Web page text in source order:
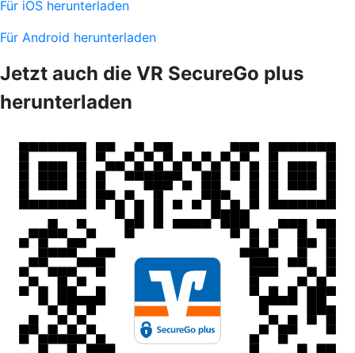
Für iOS herunterladen
Für Android herunterladen
Jetzt auch die VR SecureGo plus
herunterladen